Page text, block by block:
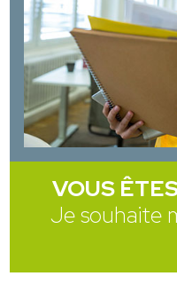
VOUS
Je souhaite